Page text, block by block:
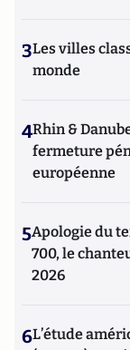
3Les villes
monde
4Rhin &
fermeture
européenne
5Apologie du
700, le
2026
6L’étude